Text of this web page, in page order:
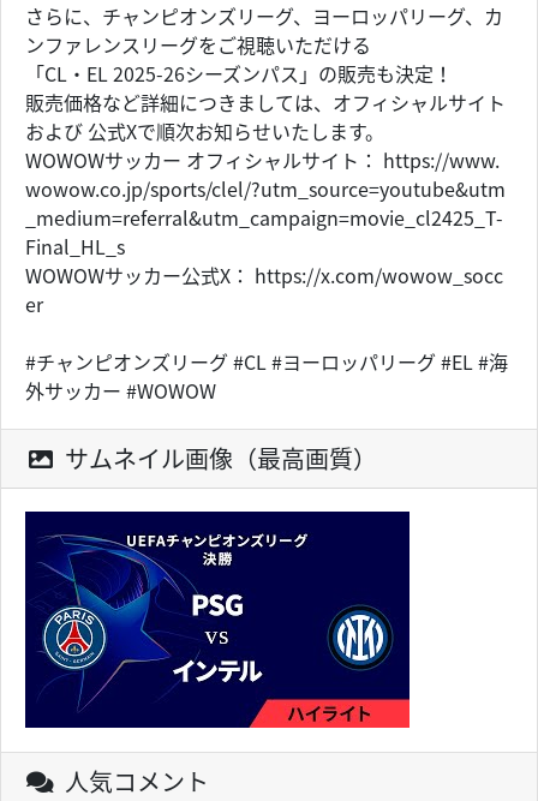
さらに、チャンピオンズリーグ、ヨーロッパリーグ、カ
ンファレンスリーグをご視聴いただける
「CL・EL 2025-26シーズンパス」の販売も決定！
販売価格など詳細につきましては、オフィシャルサイト
および 公式Xで順次お知らせいたします。
WOWOWサッカー オフィシャルサイト： https://www.
wowow.co.jp/sports/clel/?utm_source=youtube&utm
_medium=referral&utm_campaign=movie_cl2425_T-
Final_HL_s
WOWOWサッカー公式X： https://x.com/wowow_socc
er
#チャンピオンズリーグ #CL #ヨーロッパリーグ #EL #海
外サッカー #WOWOW
サムネイル画像（最高画質）
人気コメント